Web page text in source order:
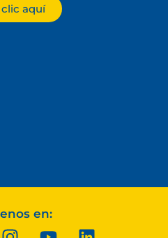
clic aquí
en: